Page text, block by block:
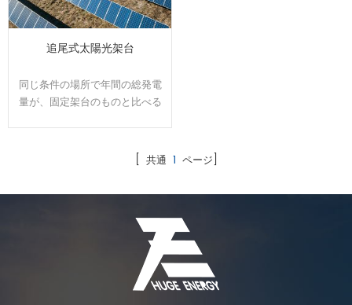
追尾式太陽光架台
同じ条件の場所で年間の総発電
量が、固定架台のものと比べる
[ 共通 1 ページ]